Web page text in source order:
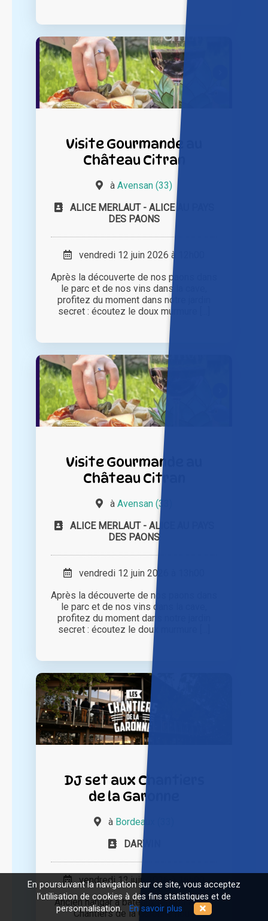
Visite Gourmande au
Château Citran
à Avensan (33)
ALICE MERLAUT - ALICE AU PAYS
DES PAONS
vendredi 12 juin 2026 à 12h00
Après la découverte de nos paons dans
le parc et de nos vins dans la cave,
profitez du moment dans notre jardin
secret : écoutez le doux murmure [...]
Visite Gourmande au
Château Citran
à Avensan (33)
ALICE MERLAUT - ALICE AU PAYS
DES PAONS
vendredi 12 juin 2026 à 13h00
Après la découverte de nos paons dans
le parc et de nos vins dans la cave,
profitez du moment dans notre jardin
secret : écoutez le doux murmure [...]
DJ set aux Chantiers
de la Garonne
à Bordeaux (33)
DARWIN
vendredi 12 juin 2026 à 16h00
Ancien hangar à bateaux réhabilité, les
Chantiers de la Garonne nous
En poursuivant la navigation sur ce site, vous acceptez
l'utilisation de cookies à des fins statistiques et de
personnalisation.En savoir plus